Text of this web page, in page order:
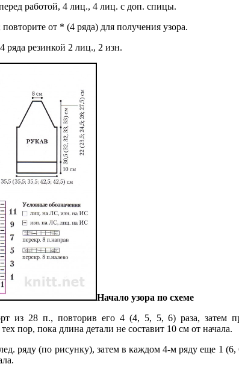
работой, 4 лиц., 4 лиц. с доп. спицы.
от * (4 ряда) для получения узора.
ряда резинкой 2 лиц., 2 изн.
Начало узора по схеме
из 28 п., повторив его 4 (4, 5, 5, 6) раза, затем
пор, пока длина детали не составит 10 см от начала.
ряду (по рисунку), затем в каждом 4-м ряду еще 1